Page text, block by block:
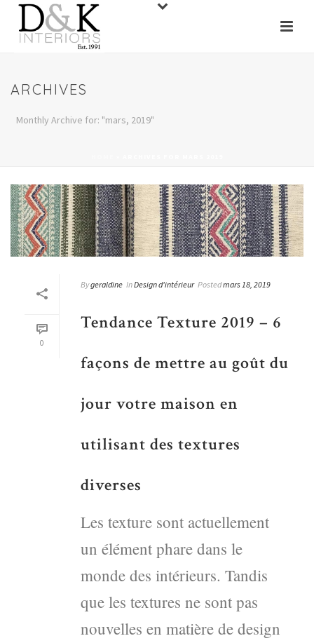
ARCHIVES
Monthly Archive for: "mars, 2019"
0
Bygeraldine InDesign d'intérieur Postedmars 18, 2019
Tendance Texture 2019 – 6
façons de mettre au goût du
jour votre maison en
utilisant des textures
diverses
Les texture sont actuellement
un élément phare dans le
monde des intérieurs. Tandis
que les textures ne sont pas
nouvelles en matière de design